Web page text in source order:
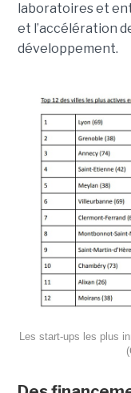
laboratoires et
et l’accélération
développement.
Les start-ups les plus